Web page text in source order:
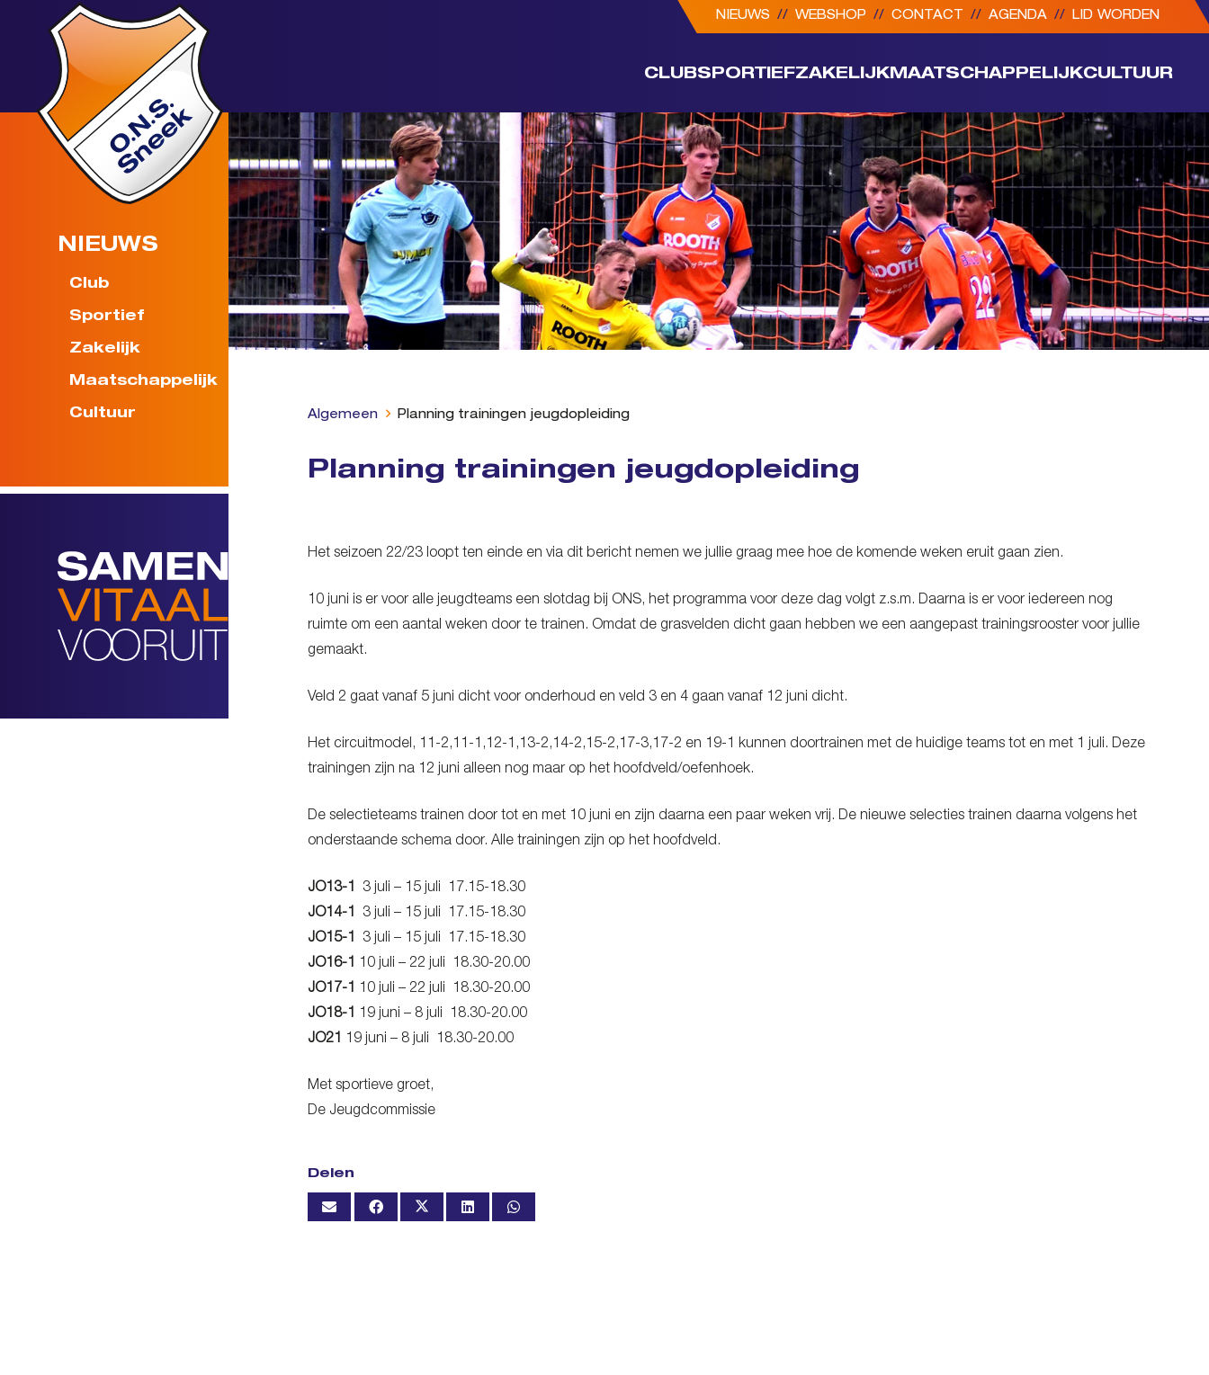
NIEUWS // WEBSHOP // CONTACT // AGENDA // LID WORDEN
CLUBSPORTIEFZAKELIJK MAATSCHAPPELIJKCULTUUR
NIEUWS
Club
Sportief
Zakelijk
Maatschappelijk
Cultuur Algemeen Planning trainingen jeugdopleiding
Planning trainingen jeugdopleiding
Het seizoen 22/23 loopt ten einde en via dit bericht nemen we jullie graag mee hoe de komende weken eruit gaan zien.
10 juni is er voor alle jeugdteams een slotdag bij ONS, het programma voor deze dag volgt z.s.m. Daarna is er voor iedereen nog
ruimte om een aantal weken door te trainen. Omdat de grasvelden dicht gaan hebben we een aangepast trainingsrooster voor jullie
gemaakt.
Veld 2 gaat vanaf 5 juni dicht voor onderhoud en veld 3 en 4 gaan vanaf 12 juni dicht.
Het circuitmodel, 11-2,11-1,12-1,13-2,14-2,15-2,17-3,17-2 en 19-1 kunnen doortrainen met de huidige teams tot en met 1 juli. Deze
trainingen zijn na 12 juni alleen nog maar op het hoofdveld/oefenhoek.
De selectieteams trainen door tot en met 10 juni en zijn daarna een paar weken vrij. De nieuwe selecties trainen daarna volgens het
onderstaande schema door. Alle trainingen zijn op het hoofdveld.
JO13-1
3 juli – 15 juli 17.15-18.30
JO14-1
3 juli – 15 juli 17.15-18.30
JO15-1
3 juli – 15 juli 17.15-18.30
JO16-1
10 juli – 22 juli 18.30-20.00
JO17-1
10 juli – 22 juli 18.30-20.00
JO18-1
19 juni – 8 juli 18.30-20.00
JO21
19 juni – 8 juli 18.30-20.00
Met sportieve groet,
De Jeugdcommissie
Delen